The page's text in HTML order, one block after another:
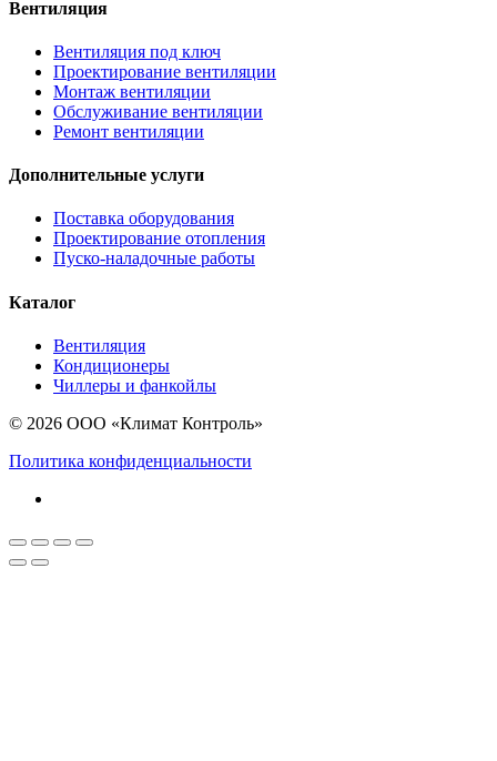
Вентиляция
Вентиляция под ключ
Проектирование вентиляции
Монтаж вентиляции
Обслуживание вентиляции
Ремонт вентиляции
Дополнительные услуги
Поставка оборудования
Проектирование отопления
Пуско-наладочные работы
Каталог
Вентиляция
Кондиционеры
Чиллеры и фанкойлы
© 2026 ООО «Климат Контроль»
Политика конфиденциальности